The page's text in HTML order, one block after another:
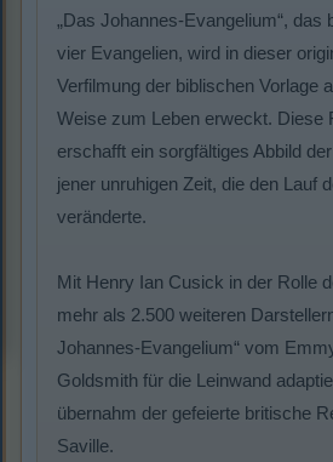
„Das Johannes-Evangelium“, das
vier Evangelien, wird in dieser
Verfilmung der biblischen Vorlage
Weise zum Leben erweckt. Diese
erschafft ein sorgfältiges Abbild
jener unruhigen Zeit, die den Lauf
veränderte.
Mit Henry Ian Cusick in der Rolle
mehr als 2.500 weiteren
Johannes-Evangelium“ vom
Goldsmith für die Leinwand
übernahm der gefeierte britische
Saville.